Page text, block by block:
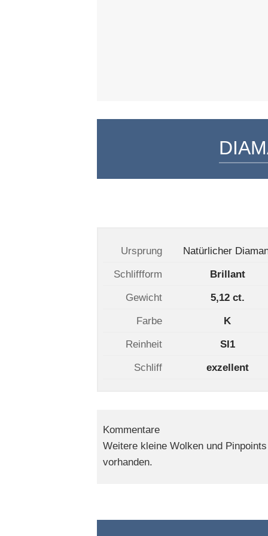
Ursprung
Natürlicher
Schliffform
Brillant
Gewicht
5,12 ct.
Farbe
K
Reinheit
SI1
Schliff
exzellent
Kommentare
Weitere kleine Wolken und Pinpoints
vorhanden.